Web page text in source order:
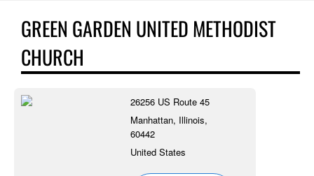
GREEN GARDEN UNITED METHODIST
CHURCH
26256 US Route 45
Manhattan, Illinois,
60442
United States